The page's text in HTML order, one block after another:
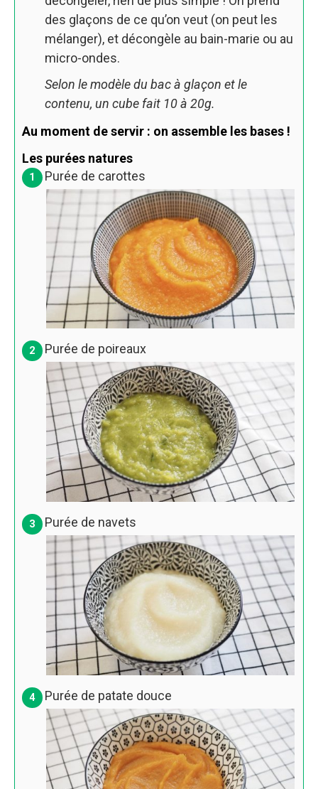
des glaçons de ce qu’on veut (on peut les
mélanger), et décongèle au bain-marie ou au
micro-ondes.
Selon le modèle du bac à glaçon et le
contenu, un cube fait 10 à 20g.
Au moment de servir : on assemble les bases !
Les purées natures
Purée de carottes
Purée de poireaux
Purée de navets
Purée de patate douce